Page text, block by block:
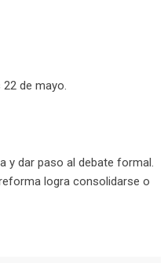
de mayo.
y dar paso al debate formal.
logra consolidarse o